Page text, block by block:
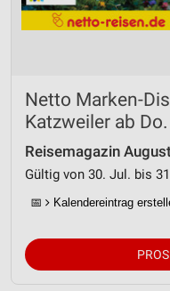
Netto Marken-
Katzweiler ab
Reisemagazin
Gültig von 30. Jul. bis
📅 Kalendereintrag